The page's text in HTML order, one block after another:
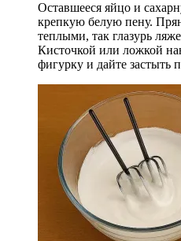
Оставшееся яйцо и
крепкую белую пену.
теплыми, так глазурь
Кисточкой или ложкой
фигурку и дайте застыть